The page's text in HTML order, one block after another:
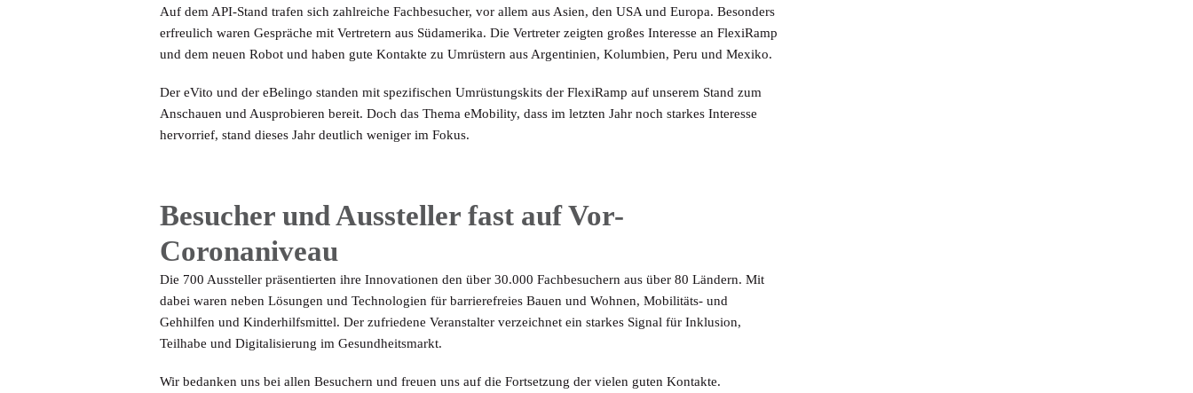
Auf dem API-Stand trafen sich zahlreiche Fachbesucher, vor allem aus Asien, den USA und Europa. Besonders
erfreulich waren Gespräche mit Vertretern aus Südamerika. Die Vertreter zeigten großes Interesse an FlexiRamp
und dem neuen Robot und haben gute Kontakte zu Umrüstern aus Argentinien, Kolumbien, Peru und Mexiko.
Der eVito und der eBelingo standen mit spezifischen Umrüstungskits der FlexiRamp auf unserem Stand zum
Anschauen und Ausprobieren bereit. Doch das Thema eMobility, dass im letzten Jahr noch starkes Interesse
hervorrief, stand dieses Jahr deutlich weniger im Fokus.
Besucher und Aussteller fast auf Vor-
Coronaniveau
Die 700 Aussteller präsentierten ihre Innovationen den über 30.000 Fachbesuchern aus über 80 Ländern. Mit
dabei waren neben Lösungen und Technologien für barrierefreies Bauen und Wohnen, Mobilitäts- und
Gehhilfen und Kinderhilfsmittel. Der zufriedene Veranstalter verzeichnet ein starkes Signal für Inklusion,
Teilhabe und Digitalisierung im Gesundheitsmarkt.
Wir bedanken uns bei allen Besuchern und freuen uns auf die Fortsetzung der vielen guten Kontakte.